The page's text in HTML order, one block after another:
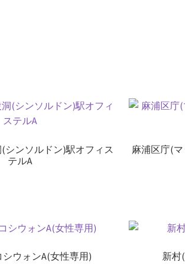
シンソルドン)駅オフィス
テルA
麻浦区庁(
ウォンA(女性専用)
新村